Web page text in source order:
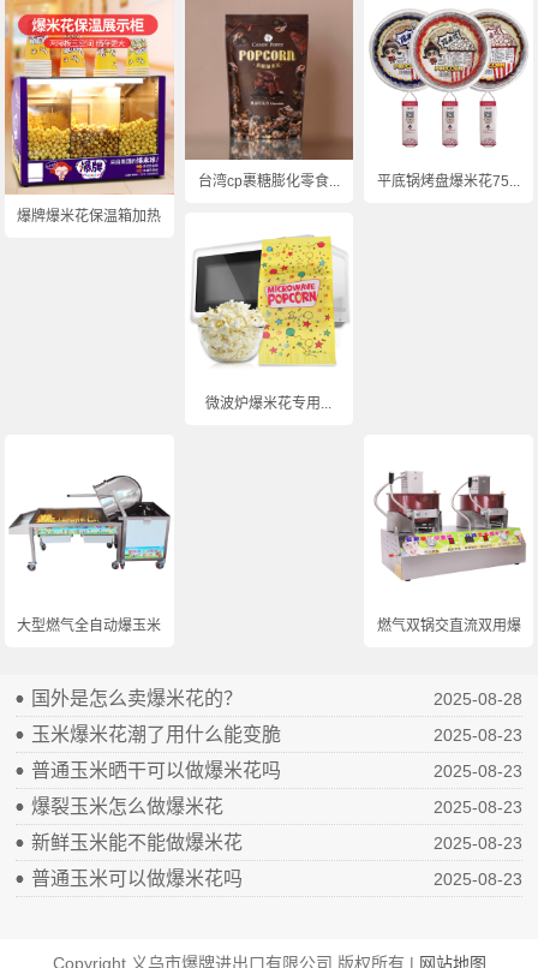
爆牌爆米花保温箱加热...
台湾cp裹糖膨化零食... 平底锅烤盘爆米花75...
微波炉爆米花专用...
大型燃气全自动爆玉米... 燃气双锅交直流双用爆...
国外是怎么卖爆米花的？ 2025-08-28
玉米爆米花潮了用什么能变脆 2025-08-23
普通玉米晒干可以做爆米花吗 2025-08-23
爆裂玉米怎么做爆米花 2025-08-23
新鲜玉米能不能做爆米花 2025-08-23
普通玉米可以做爆米花吗 2025-08-23
Copyright 义乌市爆牌进出口有限公司 版权所有 | 网站地图